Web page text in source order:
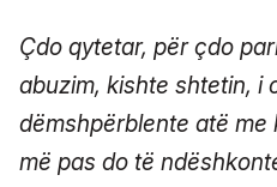
Çdo qytetar, për çdo
abuzim, kishte shtetin, i
dëmshpërblente atë
më pas do të